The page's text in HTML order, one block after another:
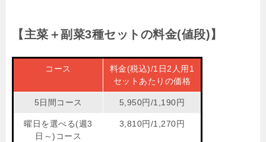
【主菜＋副菜3種セットの料金(値段)】
コース
料金(税込)/1日2人用1
セットあたりの価格
5日間コース 5,950円/1,190円
曜日を選べる(週3
日～)コース
3,810円/1,270円